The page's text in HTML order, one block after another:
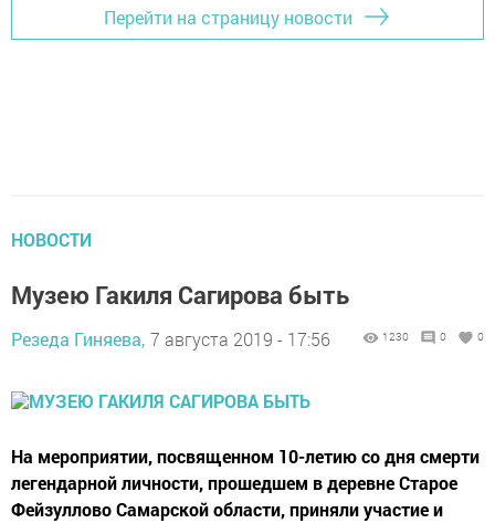
Перейти на страницу новости
НОВОСТИ
Музею Гакиля Сагирова быть
Резеда Гиняева, 7 августа 2019 - 17:56 1230 0 0
На мероприятии, посвященном 10-летию со дня смерти
легендарной личности, прошедшем в деревне Старое
Фейзуллово Самарской области, приняли участие и